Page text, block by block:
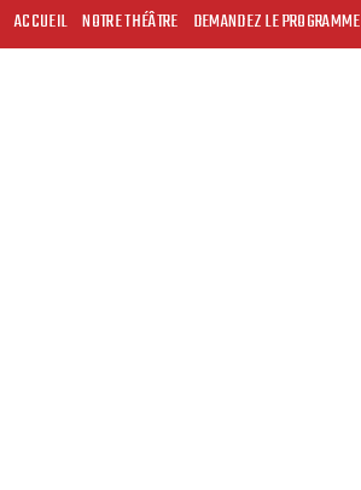
ACCUEIL NOTRE THÉÂTRE DEMANDEZ LE PROGRAMME